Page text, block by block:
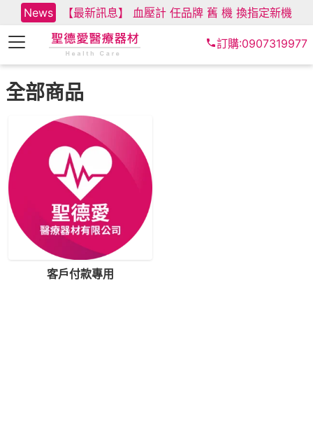
News 【最新訊息】 血壓計 任品牌 舊 機 換指定新機
訂購:0907319977
全部商品
客戶付款專用